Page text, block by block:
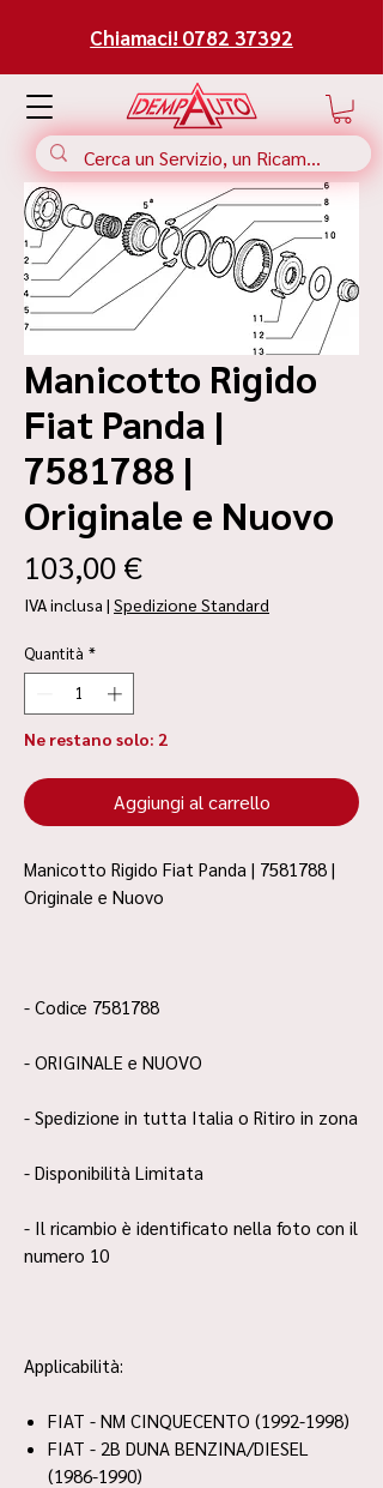
Chiamaci! 0782 37392
Manicotto Rigido
Fiat Panda |
7581788 |
Originale e Nuovo
103,00 €Prezzo
IVA inclusa | Spedizione Standard
Quantità *
Ne restano solo: 2
Aggiungi al carrello
Manicotto Rigido Fiat Panda | 7581788 |
Originale e Nuovo
- Codice 7581788
- ORIGINALE e NUOVO
- Spedizione in tutta Italia o Ritiro in zona
- Disponibilità Limitata
- Il ricambio è identificato nella foto con il
numero 10
Applicabilità:
FIAT - NM CINQUECENTO (1992-1998)
FIAT - 2B DUNA BENZINA/DIESEL
(1986-1990)